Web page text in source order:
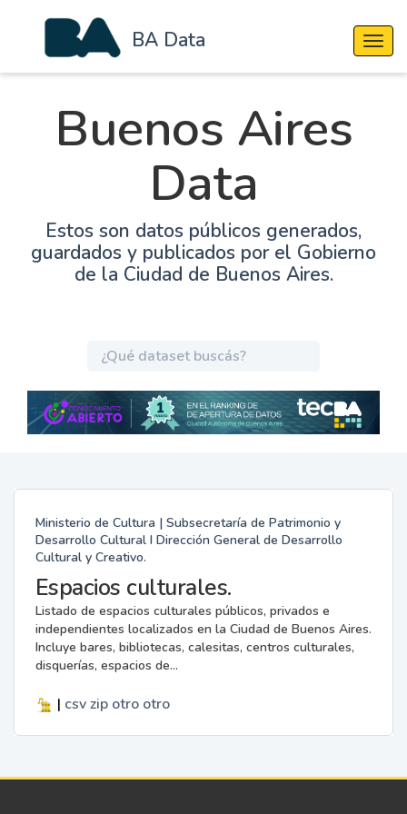
BA Data
Buenos Aires
Data
Estos son datos públicos generados,
guardados y publicados por el Gobierno
de la Ciudad de Buenos Aires.
Ministerio de Cultura | Subsecretaría de Patrimonio y
Desarrollo Cultural I Dirección General de Desarrollo
Cultural y Creativo.
Espacios culturales.
Listado de espacios culturales públicos, privados e
independientes localizados en la Ciudad de Buenos Aires.
Incluye bares, bibliotecas, calesitas, centros culturales,
disquerías, espacios de...
| csv zip otro otro